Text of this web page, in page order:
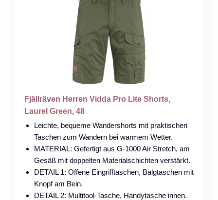
Fjällräven Herren Vidda Pro Lite Shorts,
Laurel Green, 48
Leichte, bequeme Wandershorts mit praktischen
Taschen zum Wandern bei warmem Wetter.
MATERIAL: Gefertigt aus G-1000 Air Stretch, am
Gesäß mit doppelten Materialschichten verstärkt.
DETAIL 1: Offene Eingrifftaschen, Balgtaschen mit
Knopf am Bein.
DETAIL 2: Multitool-Tasche, Handytasche innen.